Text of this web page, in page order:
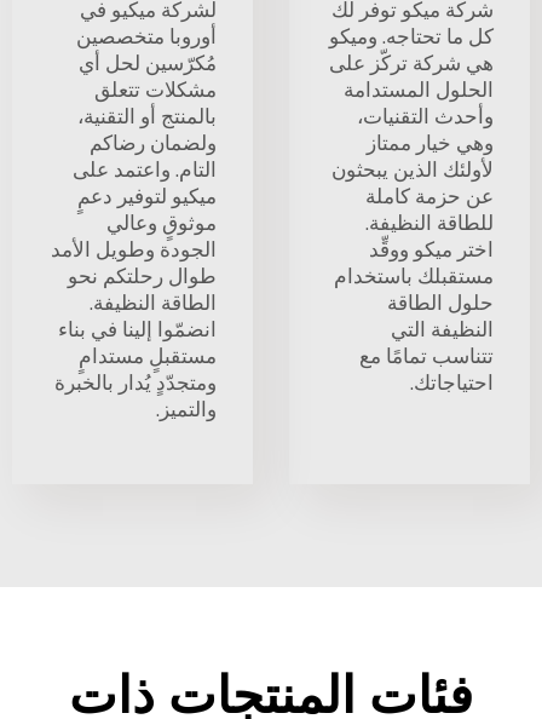
شركة ميكو توفر لك
كل ما تحتاجه. وميكو
هي شركة تركّز على
الحلول المستدامة
وأحدث التقنيات،
وهي خيار ممتاز
لأولئك الذين يبحثون
عن حزمة كاملة
للطاقة النظيفة.
اختر ميكو ووقِّد
مستقبلك باستخدام
حلول الطاقة
النظيفة التي
تتناسب تمامًا مع
احتياجاتك.
لشركة ميكيو في
أوروبا متخصصين
مُكرّسين لحل أي
مشكلات تتعلق
بالمنتج أو التقنية،
ولضمان رضاكم
التام. واعتمد على
ميكيو لتوفير دعمٍ
موثوقٍ وعالي
الجودة وطويل الأمد
طوال رحلتكم نحو
الطاقة النظيفة.
انضمّوا إلينا في بناء
مستقبلٍ مستدامٍ
ومتجدّدٍ يُدار بالخبرة
والتميز.
فئات المنتجات ذات